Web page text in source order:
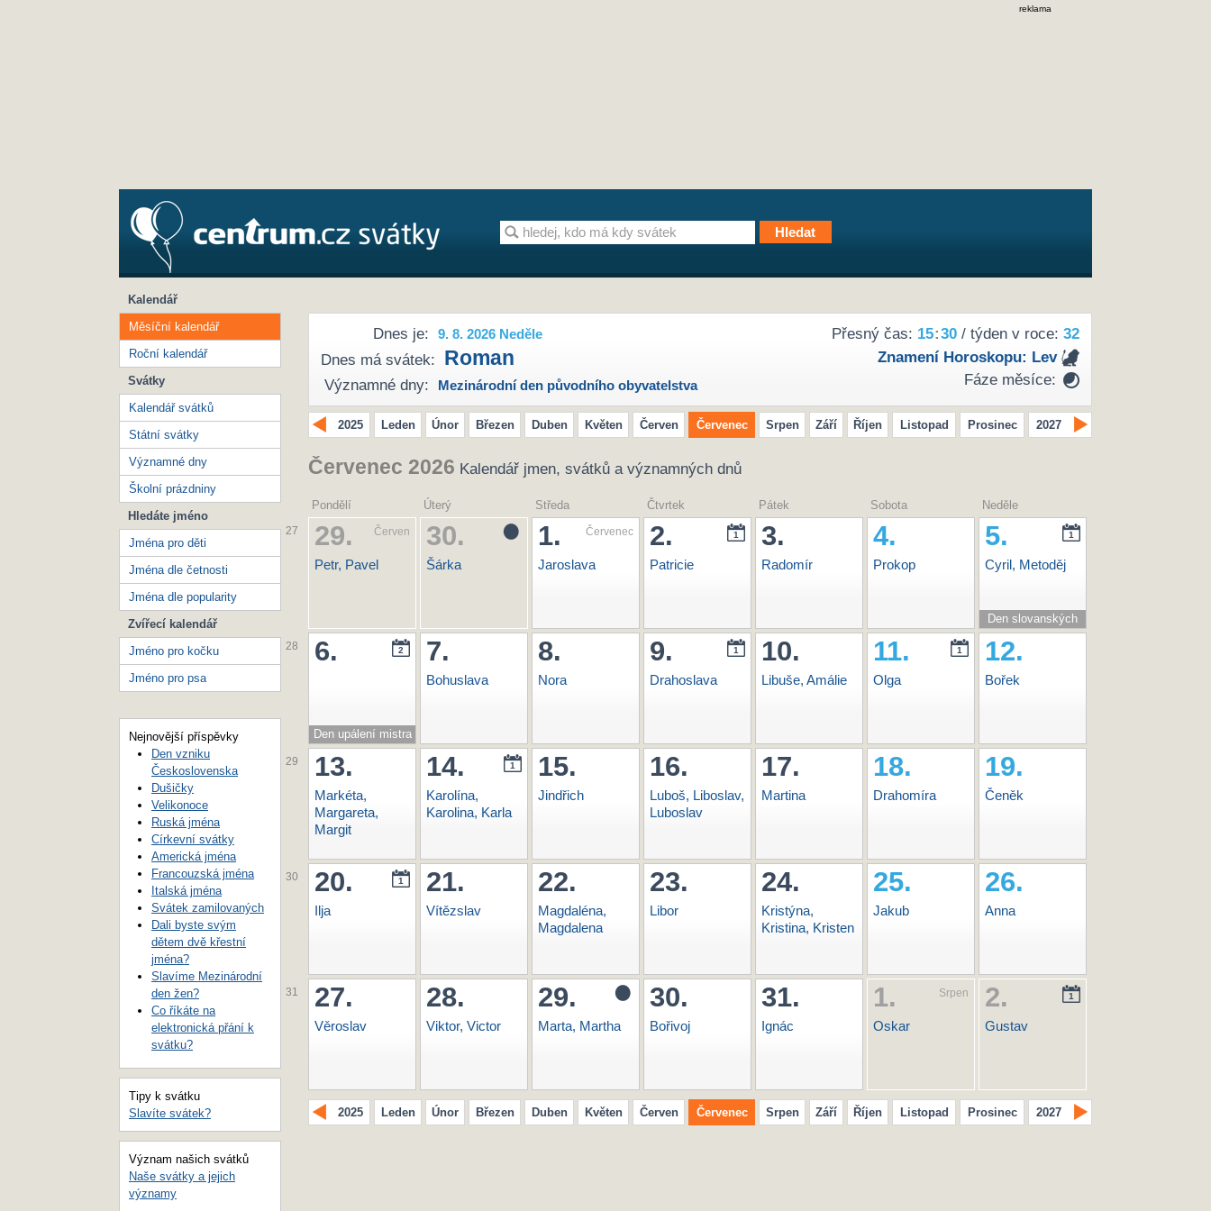
reklama
Přesný čas: 15 30/ týden v roce: 32
Znamení Horoskopu: Lev
Fáze měsíce:
Dnes je: 9. 8. 2026 Neděle
Dnes má svátek: Roman
Významné dny: Mezinárodní den původního obyvatelstva
2025 Leden Únor Březen Duben Květen Červen Červenec Srpen Září Říjen Listopad Prosinec 2027
Červenec 2026 Kalendář jmen, svátků a významných dnů
Pondělí Úterý Středa Čtvrtek Pátek Sobota Neděle
27
28
29
30
31
Červen
29.
Petr, Pavel
30.
Šárka
Červenec
1.
Jaroslava
1
2.
Patricie
3.
Radomír
4.
Prokop
1
5.
Cyril, Metoděj
Den slovanských
věrozvěstů Cyrila a
Metoděje
2
6.
Den upálení mistra
Jana Husa
7.
Bohuslava
8.
Nora
1
9.
Drahoslava
10.
Libuše, Amálie
1
11.
Olga
12.
Bořek
13.
Markéta,
Margareta,
Margit
1
14.
Karolína,
Karolina, Karla
15.
Jindřich
16.
Luboš, Liboslav,
Luboslav
17.
Martina
18.
Drahomíra
19.
Čeněk
1
20.
Ilja
21.
Vítězslav
22.
Magdaléna,
Magdalena
23.
Libor
24.
Kristýna,
Kristina, Kristen
25.
Jakub
26.
Anna
27.
Věroslav
28.
Viktor, Victor
29.
Marta, Martha
30.
Bořivoj
31.
Ignác
Srpen
1.
Oskar
1
2.
Gustav
2025 Leden Únor Březen Duben Květen Červen Červenec Srpen Září Říjen Listopad Prosinec 2027
Kalendář
Měsíční kalendář
Roční kalendář
Svátky
Kalendář svátků
Státní svátky
Významné dny
Školní prázdniny
Hledáte jméno
Jména pro děti
Jména dle četnosti
Jména dle popularity
Zvířecí kalendář
Jméno pro kočku
Jméno pro psa
Nejnovější příspěvky
Den vzniku
Československa
Dušičky
Velikonoce
Ruská jména
Církevní svátky
Americká jména
Francouzská jména
Italská jména
Svátek zamilovaných
Dali byste svým
dětem dvě křestní
jména?
Slavíme Mezinárodní
den žen?
Co říkáte na
elektronická přání k
svátku?
Tipy k svátku
Slavíte svátek?
Význam našich svátků
Naše svátky a jejich
významy